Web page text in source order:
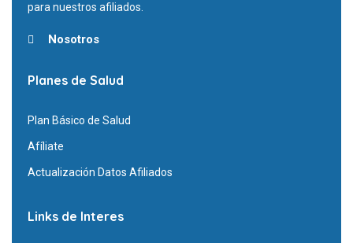
para nuestros afiliados.
Nosotros
Planes de Salud
Plan Básico de Salud
Afíliate
Actualización Datos Afiliados
Links de Interes